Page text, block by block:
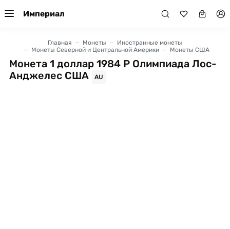
Империал
Главная Монеты
Иностранные монеты
Монеты Северной и Центральной Америки
Монеты США
Монета 1 доллар 1984 P Олимпиада Лос-
Анджелес США
AU